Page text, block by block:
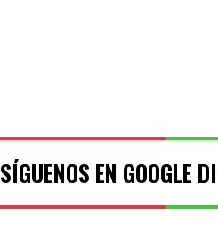
SÍGUENOS EN GOOGLE